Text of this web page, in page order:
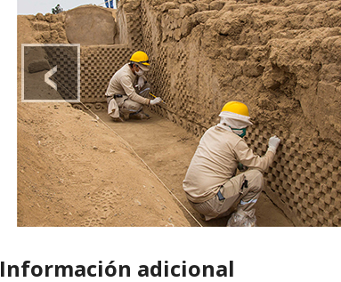
‹
Información adicional